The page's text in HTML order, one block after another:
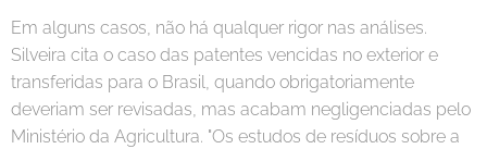
Em alguns casos, não há qualquer rigor nas análises.
Silveira cita o caso das patentes vencidas no exterior e
transferidas para o Brasil, quando obrigatoriamente
deveriam ser revisadas, mas acabam negligenciadas pelo
Ministério da Agricultura. "Os estudos de resíduos sobre a